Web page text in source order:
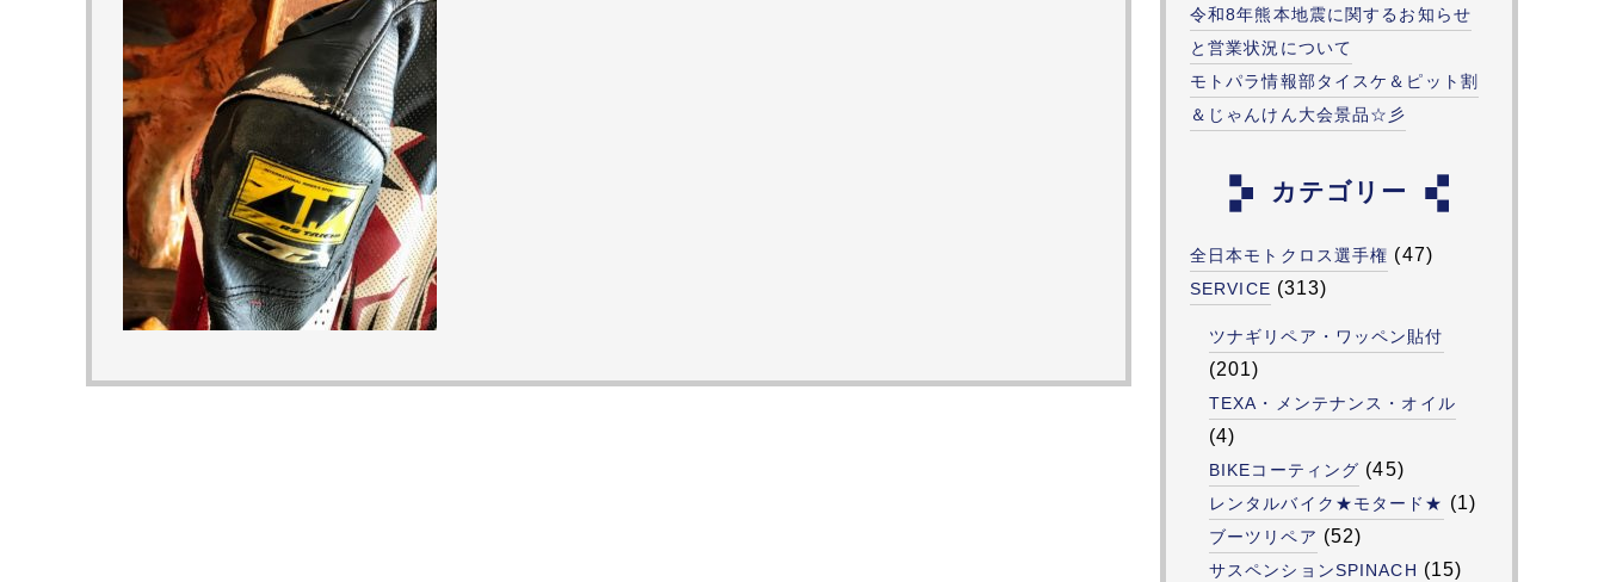
令和8年熊本地震に関するお知らせ
と営業状況について
モトパラ情報部タイスケ＆ピット割
＆じゃんけん大会景品☆彡
カテゴリー
全日本モトクロス選手権 (47)
SERVICE (313)
ツナギリペア・ワッペン貼付
(201)
TEXA・メンテナンス・オイル
(4)
BIKEコーティング (45)
レンタルバイク★モタード★ (1)
ブーツリペア (52)
サスペンションSPINACH (15)